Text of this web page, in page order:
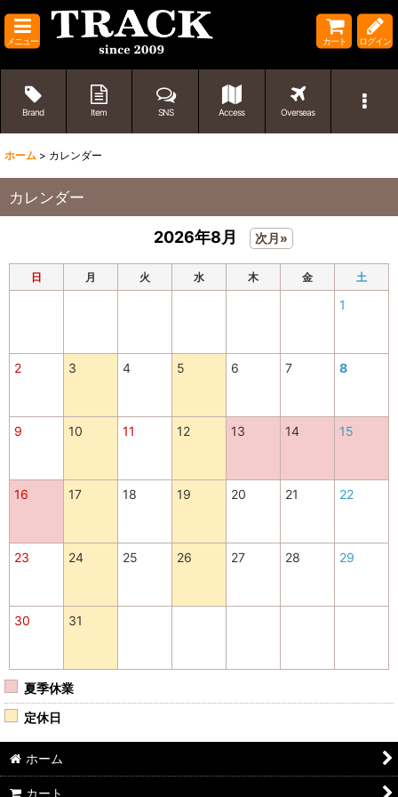
メニュー カート ログイン
Brand Item SNS Access Overseas
ホーム > カレンダー
カレンダー
2026年8月 次月»
日 月 火 水 木 金 土
1
2 3 4 5 6 7 8
9 10 11 12 13 14 15
16 17 18 19 20 21 22
23 24 25 26 27 28 29
30 31
夏季休業
定休日
ホーム
カート